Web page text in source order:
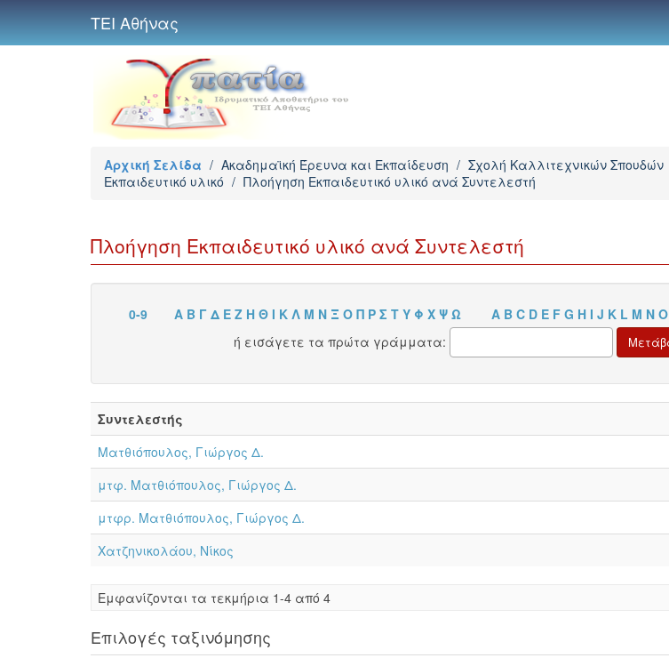
ΤΕΙ Αθήνας
Αρχική Σελίδα / Ακαδημαϊκή Έρευνα και Εκπαίδευση / Σχολή Καλλιτεχνικών Σπουδών
Εκπαιδευτικό υλικό / Πλοήγηση Εκπαιδευτικό υλικό ανά Συντελεστή
Πλοήγηση Εκπαιδευτικό υλικό ανά Συντελεστή
0-9 Α Β Γ Δ Ε Ζ Η Θ Ι Κ Λ Μ Ν Ξ Ο Π Ρ Σ Τ Υ Φ Χ Ψ Ω A B C D E F G H I J K L M N O
ή εισάγετε τα πρώτα γράμματα:
Συντελεστής
Ματθιόπουλος, Γιώργος Δ.
μτφ. Ματθιόπουλος, Γιώργος Δ.
μτφρ. Ματθιόπουλος, Γιώργος Δ.
Χατζηνικολάου, Νίκος
Eμφανίζονται τα τεκμήρια 1-4 από 4
Επιλογές ταξινόμησης